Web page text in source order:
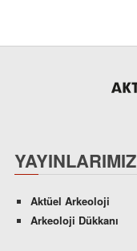
YAYINLARIMIZ
Aktüel Arkeoloji
Arkeoloji Dükkanı